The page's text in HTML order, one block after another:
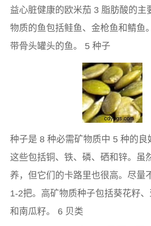
益心脏健康的欧米茄 3 脂肪酸的主
物质的鱼包括鲑鱼、金枪鱼和鲭鱼
带骨头罐头的鱼。 5 种子
种子是 8 种必需矿物质中 5 种的良
这些包括铜、铁、磷、硒和锌。虽
养，但它们的卡路里也很高。尽量
1-2把。高矿物质种子包括葵花籽
和南瓜籽。 6 贝类